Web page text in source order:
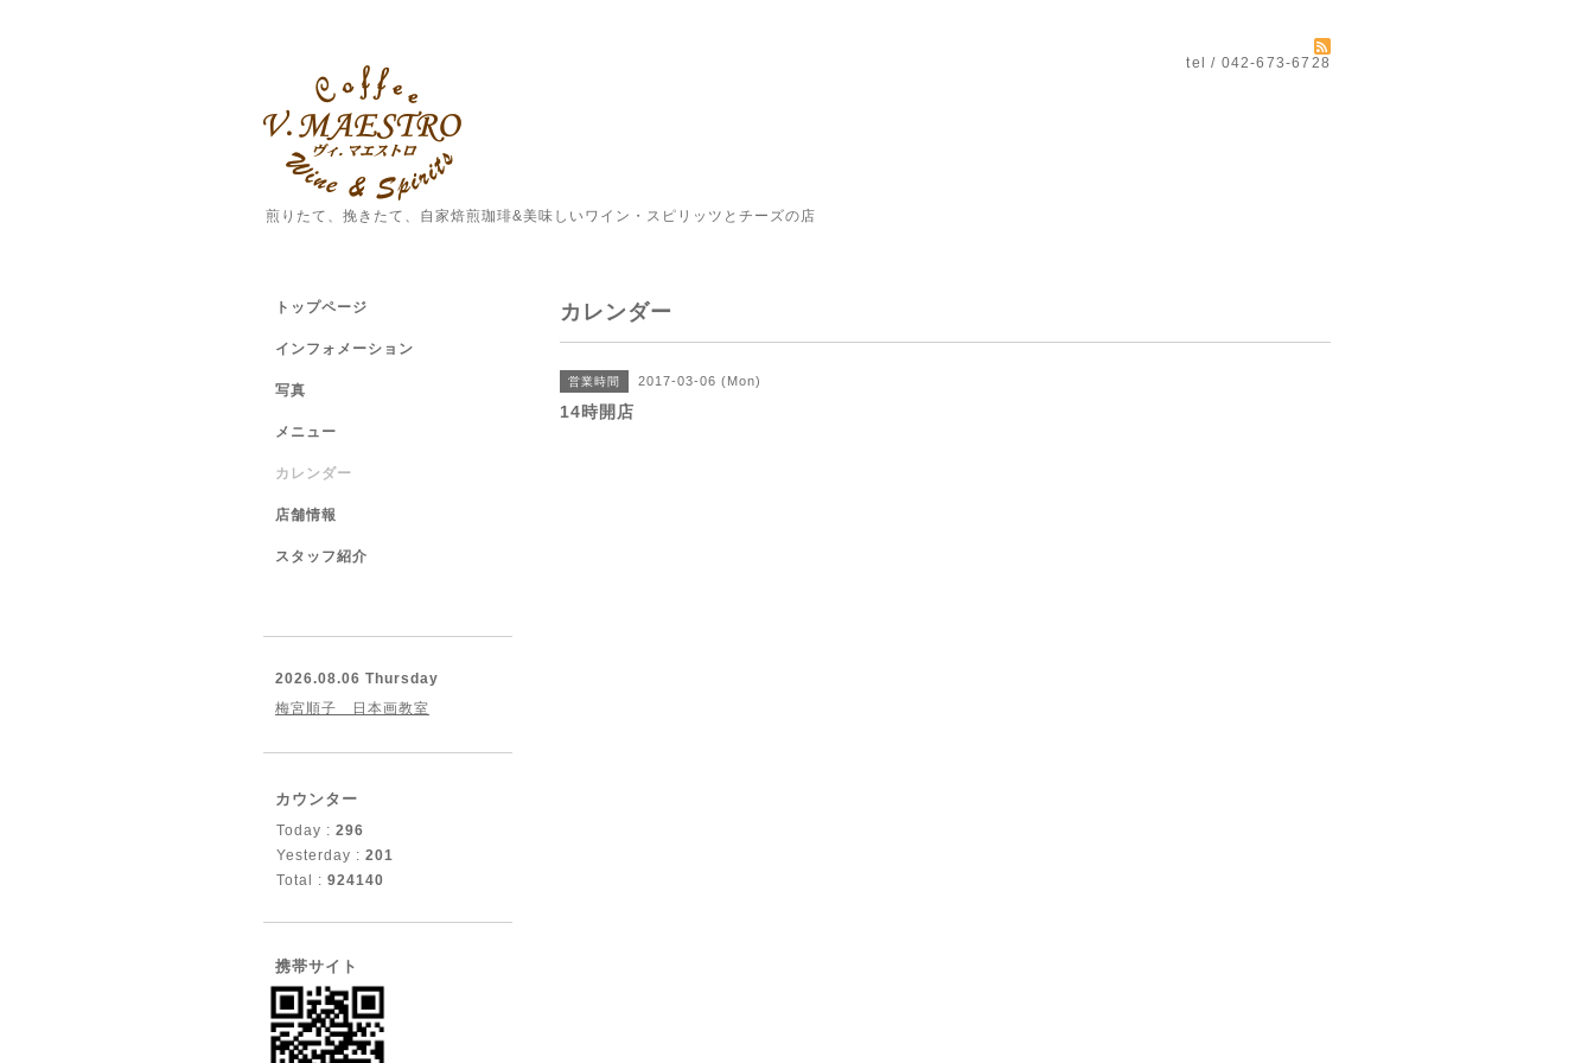
tel / 042-673-6728
煎りたて、挽きたて、自家焙煎珈琲&美味しいワイン・スピリッツとチーズの店
カレンダー
営業時間 2017-03-06 (Mon)
14時開店
トップページ
インフォメーション
写真
メニュー
カレンダー
店舗情報
スタッフ紹介
2026.08.06 Thursday
梅宮順子 日本画教室
カウンター
Today : 296
Yesterday : 201
Total : 924140
携帯サイト